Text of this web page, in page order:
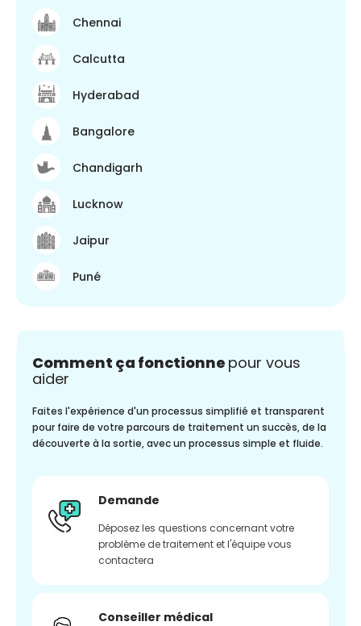
Chennai
Calcutta
Hyderabad
Bangalore
Chandigarh
Lucknow
Jaipur
Puné
Comment ça fonctionne pour vous
aider
Faites l'expérience d'un processus simplifié et transparent
pour faire de votre parcours de traitement un succès, de la
découverte à la sortie, avec un processus simple et fluide.
Demande
Déposez les questions concernant votre
problème de traitement et l'équipe vous
contactera
Conseiller médical